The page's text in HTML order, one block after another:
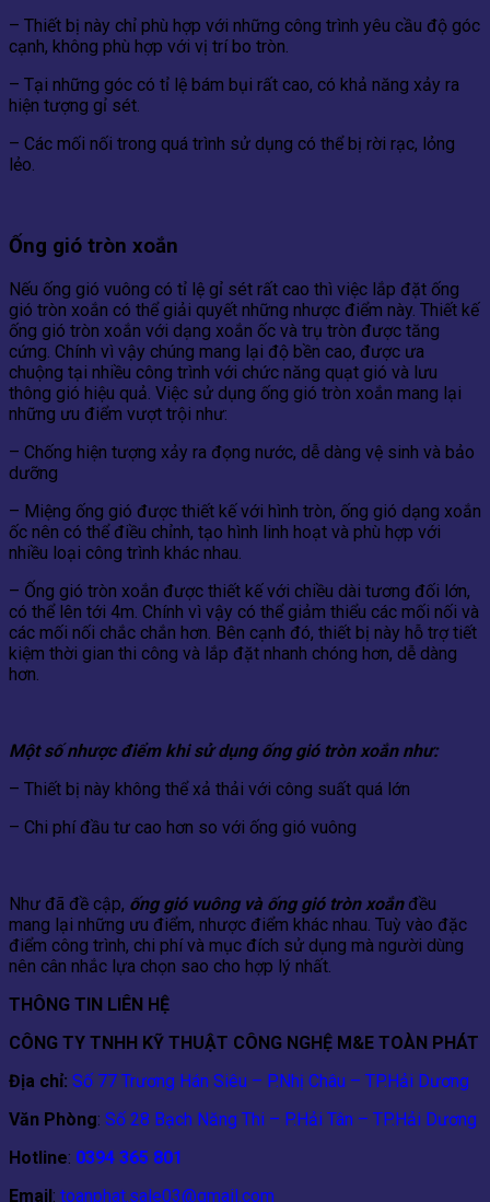
– Thiết bị này chỉ phù hợp với những công trình yêu cầu độ góc
cạnh, không phù hợp với vị trí bo tròn.
– Tại những góc có tỉ lệ bám bụi rất cao, có khả năng xảy ra
hiện tượng gỉ sét.
– Các mối nối trong quá trình sử dụng có thể bị rời rạc, lỏng
lẻo.
Ống gió tròn xoắn
Nếu ống gió vuông có tỉ lệ gỉ sét rất cao thì việc lắp đặt ống
gió tròn xoắn có thể giải quyết những nhược điểm này. Thiết kế
ống gió tròn xoắn với dạng xoắn ốc và trụ tròn được tăng
cứng. Chính vì vậy chúng mang lại độ bền cao, được ưa
chuộng tại nhiều công trình với chức năng quạt gió và lưu
thông gió hiệu quả. Việc sử dụng ống gió tròn xoắn mang lại
những ưu điểm vượt trội như:
– Chống hiện tượng xảy ra đọng nước, dễ dàng vệ sinh và bảo
dưỡng
– Miệng ống gió được thiết kế với hình tròn, ống gió dạng xoắn
ốc nên có thể điều chỉnh, tạo hình linh hoạt và phù hợp với
nhiều loại công trình khác nhau.
– Ống gió tròn xoắn được thiết kế với chiều dài tương đối lớn,
có thể lên tới 4m. Chính vì vậy có thể giảm thiểu các mối nối và
các mối nối chắc chắn hơn. Bên cạnh đó, thiết bị này hỗ trợ tiết
kiệm thời gian thi công và lắp đặt nhanh chóng hơn, dễ dàng
hơn.
Một số nhược điểm khi sử dụng ống gió tròn xoắn như:
– Thiết bị này không thể xả thải với công suất quá lớn
– Chi phí đầu tư cao hơn so với ống gió vuông
Như đã đề cập, ống gió vuông và ống gió tròn xoắn đều
mang lại những ưu điểm, nhược điểm khác nhau. Tuỳ vào đặc
điểm công trình, chi phí và mục đích sử dụng mà người dùng
nên cân nhắc lựa chọn sao cho hợp lý nhất.
THÔNG TIN LIÊN HỆ
CÔNG TY TNHH KỸ THUẬT CÔNG NGHỆ M&E TOÀN PHÁT
Địa chỉ: Số 77 Trương Hán Siêu – P.Nhị Châu – TP.Hải Dương
Văn Phòng: Số 28 Bạch Năng Thi – P.Hải Tân – TP.Hải Dương
Hotline: 0394 365 801
Email: toanphat.sale03@gmail.com